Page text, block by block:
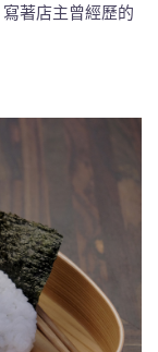
著店主曾經歷的